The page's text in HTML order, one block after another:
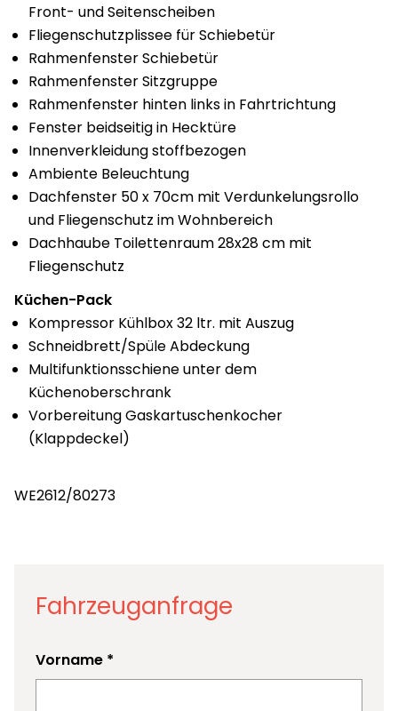
Front- und Seitenscheiben
Fliegenschutzplissee für Schiebetür
Rahmenfenster Schiebetür
Rahmenfenster Sitzgruppe
Rahmenfenster hinten links in Fahrtrichtung
Fenster beidseitig in Hecktüre
Innenverkleidung stoffbezogen
Ambiente Beleuchtung
Dachfenster 50 x 70cm mit Verdunkelungsrollo
und Fliegenschutz im Wohnbereich
Dachhaube Toilettenraum 28x28 cm mit
Fliegenschutz
Küchen-Pack
Kompressor Kühlbox 32 ltr. mit Auszug
Schneidbrett/Spüle Abdeckung
Multifunktionsschiene unter dem
Küchenoberschrank
Vorbereitung Gaskartuschenkocher
(Klappdeckel)
WE2612/80273
Fahrzeuganfrage
Vorname *